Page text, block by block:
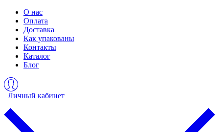
О нас
Оплата
Доставка
Как упакованы
Контакты
Каталог
Блог
Личный кабинет